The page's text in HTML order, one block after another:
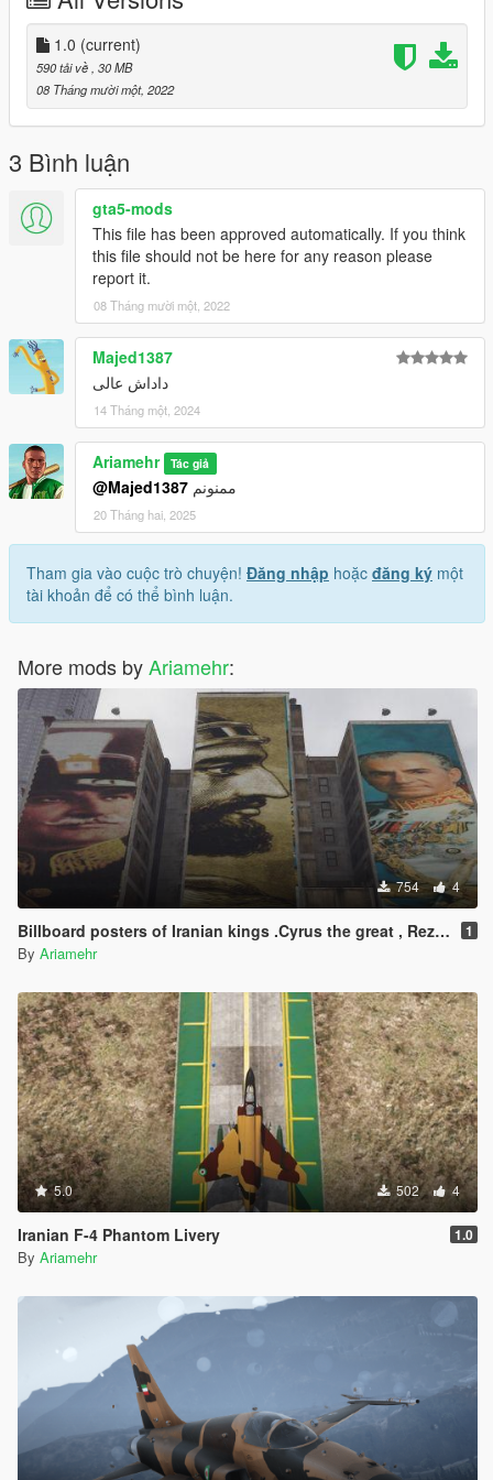
1.0 (current)
590 tải về , 30 MB
08 Tháng mười một, 2022
3 Bình luận
gta5-mods
This file has been approved automatically. If you think
this file should not be here for any reason please
report it.
08 Tháng mười một, 2022
Majed1387
داداش عالی
14 Tháng một, 2024
Ariamehr Tác giả
@Majed1387 ممنونم
20 Tháng hai, 2025
Tham gia vào cuộc trò chuyện! Đăng nhập hoặc đăng ký một
tài khoản để có thể bình luận.
More mods byAriamehr:
754 4
1
By Ariamehr
5.0 502 4
Iranian F-4 Phantom Livery 1.0
By Ariamehr